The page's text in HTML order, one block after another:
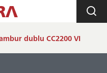
dublu CC2200 VI